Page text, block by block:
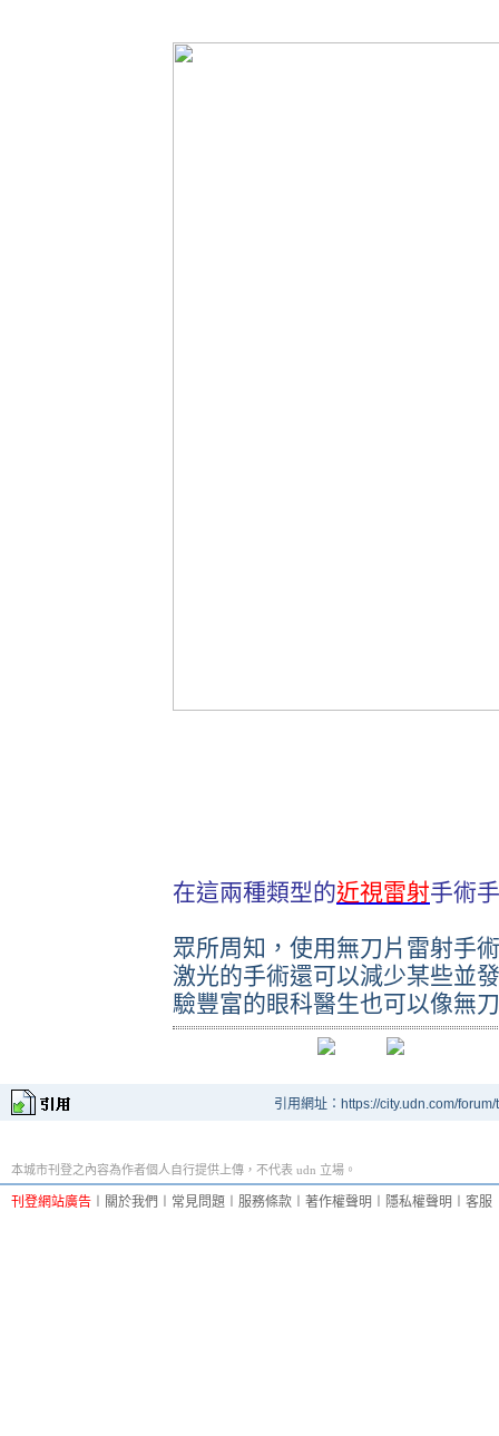
在這兩種類型的近視雷射手術
眾所周知，使用無刀片雷射手
激光的手術還可以減少某些並
驗豐富的眼科醫生也可以像無
引用網址：https://city.udn.com/
本城市刊登之內容為作者個人自行提供上傳，不代表 udn 立場。
刊登網站廣告 關於我們 常見問題 服務條款 著作權聲明 隱私權聲明 客服